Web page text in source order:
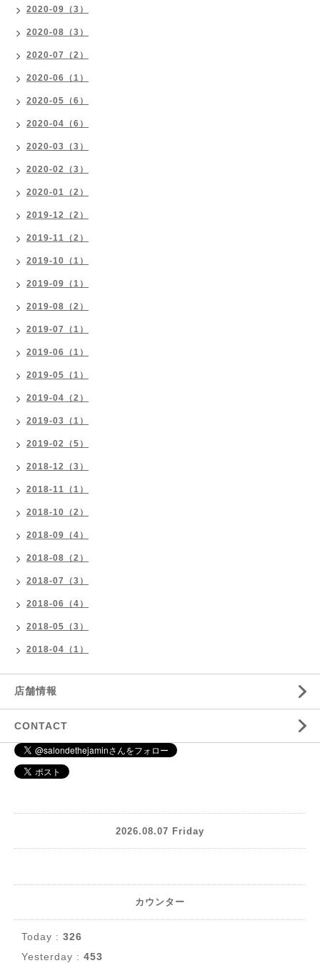
2020-09（3）
2020-08（3）
2020-07（2）
2020-06（1）
2020-05（6）
2020-04（6）
2020-03（3）
2020-02（3）
2020-01（2）
2019-12（2）
2019-11（2）
2019-10（1）
2019-09（1）
2019-08（2）
2019-07（1）
2019-06（1）
2019-05（1）
2019-04（2）
2019-03（1）
2019-02（5）
2018-12（3）
2018-11（1）
2018-10（2）
2018-09（4）
2018-08（2）
2018-07（3）
2018-06（4）
2018-05（3）
2018-04（1）
店舗情報
CONTACT
2026.08.07 Friday
カウンター
Today : 326
Yesterday : 453